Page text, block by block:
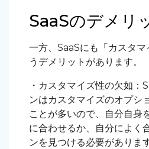
SaaSのデメリ
一方、SaaSにも「カスタ
うデメリットがあります。
・カスタマイズ性の欠如：
ンはカスタマイズのオプシ
ことが多いので、自分自身
に合わせるか、自分によく
ンを見つける必要があります